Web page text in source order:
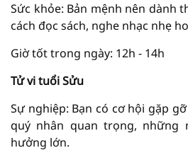
Sức khỏe: Bản mệnh nên dành
cách đọc sách, nghe nhạc nhẹ
Giờ tốt trong ngày: 12h - 14h
Tử vi tuổi Sửu
Sự nghiệp: Bạn có cơ hội gặp
quý nhân quan trọng, những
hưởng lớn.